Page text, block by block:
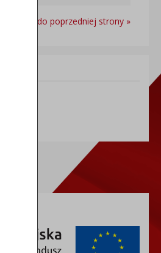
Powrót do poprzedniej strony »